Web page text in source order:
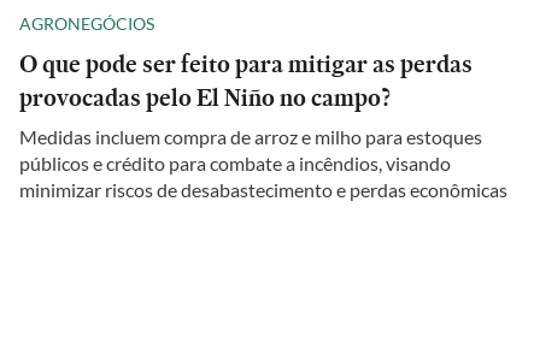
AGRONEGÓCIOS
O que pode ser feito para mitigar as perdas
provocadas pelo El Niño no campo?
Medidas incluem compra de arroz e milho para estoques
públicos e crédito para combate a incêndios, visando
minimizar riscos de desabastecimento e perdas econômicas